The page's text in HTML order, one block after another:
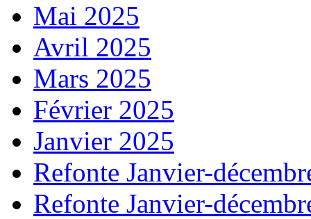
Mai 2025
Avril 2025
Mars 2025
Février 2025
Janvier 2025
Refonte Janvier-
Refonte Janvier-